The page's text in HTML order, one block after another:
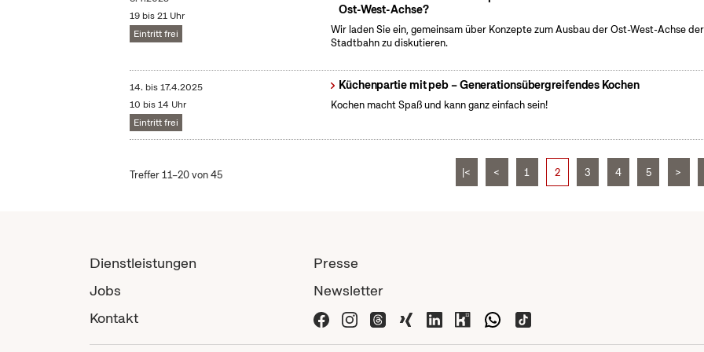
19 bis 21 Uhr
Eintritt frei
Ost-West-Achse?
Wir laden Sie ein, gemeinsam über Konzepte zum Ausbau der Ost-West-Achse der
Stadtbahn zu diskutieren.
14. bis17.4.2025
10 bis 14 Uhr
Eintritt frei
Küchenpartie mit peb – Generationsübergreifendes Kochen
Kochen macht Spaß und kann ganz einfach sein!
Treffer 11–20 von 45 |< < 1 2 3 4 5 >
Dienstleistungen
Jobs
Kontakt
Presse
Newsletter